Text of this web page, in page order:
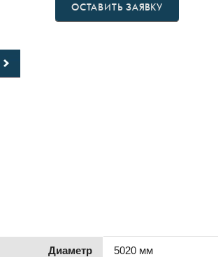
ОСТАВИТЬ ЗАЯВКУ
Диаметр 5020 мм